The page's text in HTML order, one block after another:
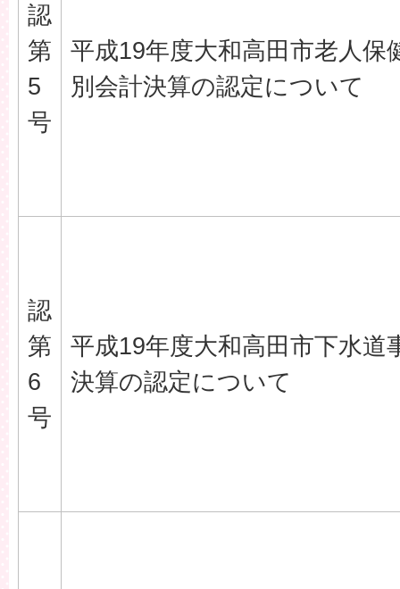
認
第
5
号
平成19年度大和高田市老人保
別会計決算の認定について
認
第
6
号
平成19年度大和高田市下水道
決算の認定について